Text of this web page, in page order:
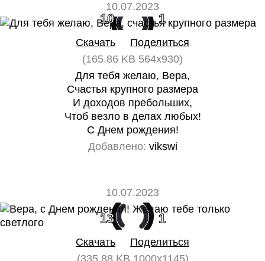
10.07.2023
10 1
Скачать
Поделиться
(165.86 KB 564x930)
Для тебя желаю, Вера,
Счастья крупного размера
И доходов пребольших,
Чтоб везло в делах любых!
С Днем рождения!
Добавлено: vikswi
10.07.2023
13 1
Скачать
Поделиться
(335.88 KB 1000x1145)